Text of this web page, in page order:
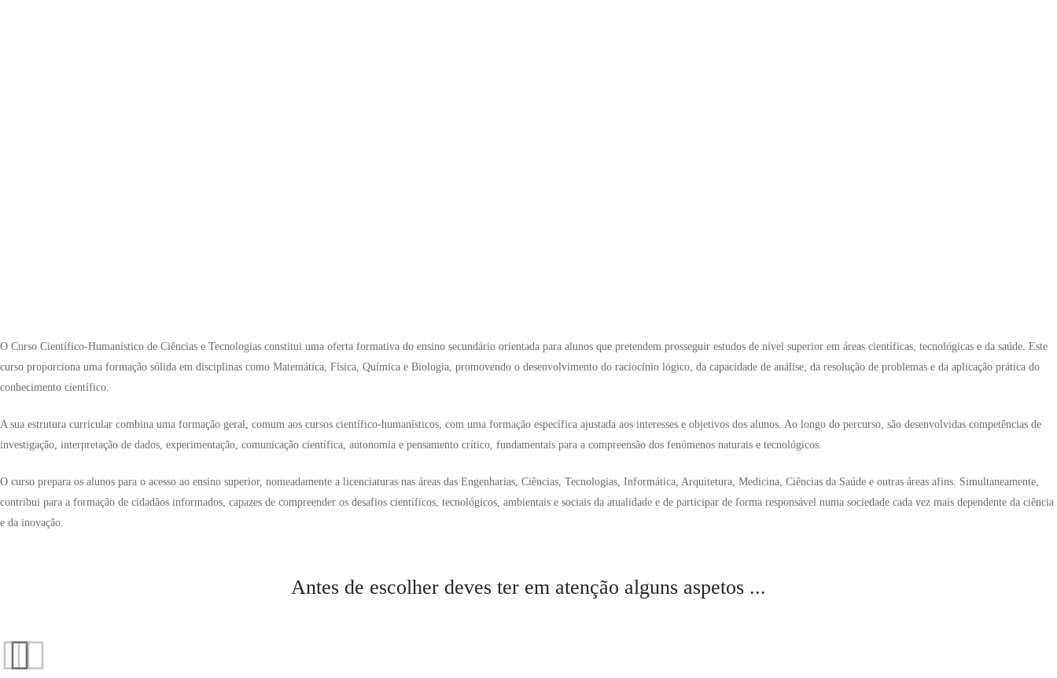
O Curso Científico-Humanístico de Ciências e Tecnologias constitui uma oferta formativa do ensino secundário orientada para alunos que pretendem prosseguir estudos de nível superior em áreas científicas, tecnológicas e da saúde. Este
curso proporciona uma formação sólida em disciplinas como Matemática, Física, Química e Biologia, promovendo o desenvolvimento do raciocínio lógico, da capacidade de análise, da resolução de problemas e da aplicação prática do
conhecimento científico.
A sua estrutura curricular combina uma formação geral, comum aos cursos científico-humanísticos, com uma formação específica ajustada aos interesses e objetivos dos alunos. Ao longo do percurso, são desenvolvidas competências de
investigação, interpretação de dados, experimentação, comunicação científica, autonomia e pensamento crítico, fundamentais para a compreensão dos fenómenos naturais e tecnológicos.
O curso prepara os alunos para o acesso ao ensino superior, nomeadamente a licenciaturas nas áreas das Engenharias, Ciências, Tecnologias, Informática, Arquitetura, Medicina, Ciências da Saúde e outras áreas afins. Simultaneamente,
contribui para a formação de cidadãos informados, capazes de compreender os desafios científicos, tecnológicos, ambientais e sociais da atualidade e de participar de forma responsável numa sociedade cada vez mais dependente da ciência
e da inovação.
Antes de escolher deves ter em atenção alguns aspetos ...